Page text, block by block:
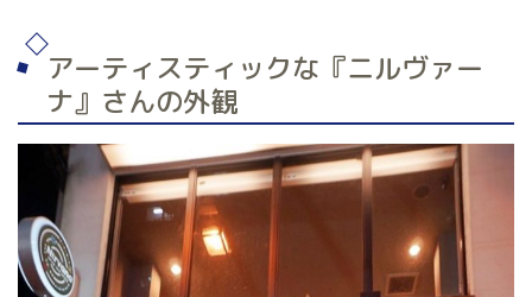
アーティスティックな『ニルヴァー
ナ』さんの外観